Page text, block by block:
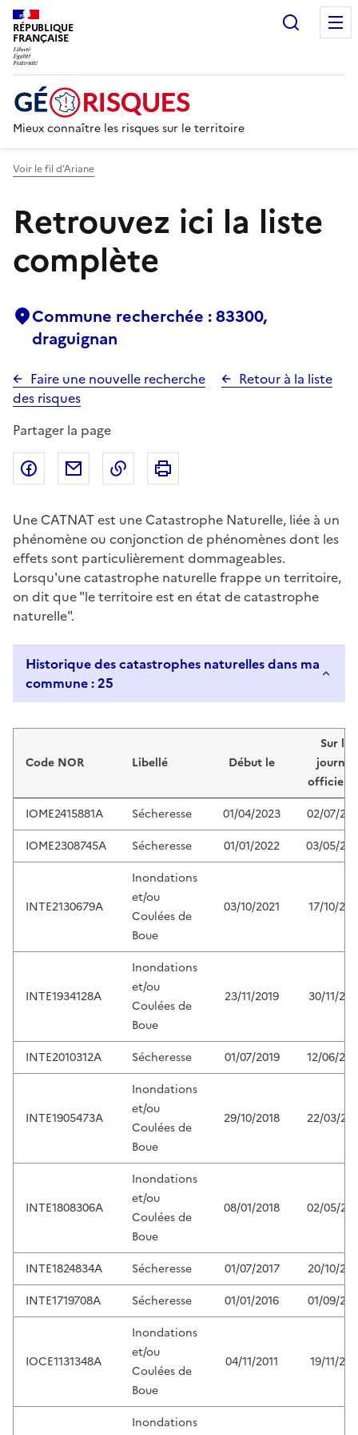
RÉPUBLIQUE
FRANÇAISE
Mieux connaître les risques sur le territoire
Voir le fil d’Ariane
Retrouvez ici la liste
complète
Commune recherchée : 83300,
draguignan
Faire une nouvelle recherche
Retour à la liste
des risques
Partager la page
Partager sur Facebook
Partager par emailCopier dans le presse-papier
Une CATNAT est une Catastrophe Naturelle, liée à un
phénomène ou conjonction de phénomènes dont les
effets sont particulièrement dommageables.
Lorsqu'une catastrophe naturelle frappe un territoire,
on dit que "le territoire est en état de catastrophe
naturelle".
Historique des catastrophes naturelles dans ma
commune : 25
Code NOR Libellé Début le
Sur le
journal
officiel
IOME2415881A
Sécheresse 01/04/2023
02/07/
IOME2308745A
Sécheresse 01/01/2022 03/05/
INTE2130679A
Inondations
et/ou
Coulées de
Boue
03/10/2021 17/10/
INTE1934128A
Inondations
et/ou
Coulées de
Boue
23/11/2019 30/11/
INTE2010312A Sécheresse 01/07/2019 12/06/
INTE1905473A
Inondations
et/ou
Coulées de
Boue
29/10/2018 22/03/
INTE1808306A
Inondations
et/ou
Coulées de
Boue
08/01/2018 02/05/
INTE1824834A Sécheresse 01/07/2017
20/10/
INTE1719708A
Sécheresse 01/01/2016 01/09/
IOCE1131348A
Inondations
et/ou
Coulées de
Boue
04/11/2011 19/11/
Inondations